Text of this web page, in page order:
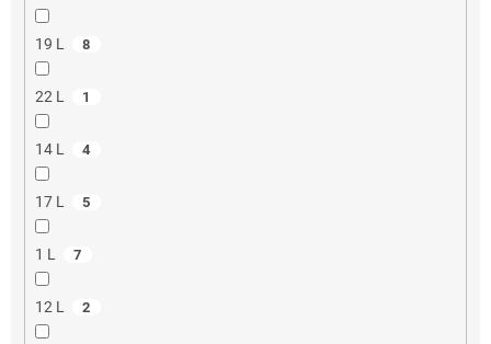
19 L 8
22 L 1
14 L 4
17 L 5
1 L 7
12 L 2